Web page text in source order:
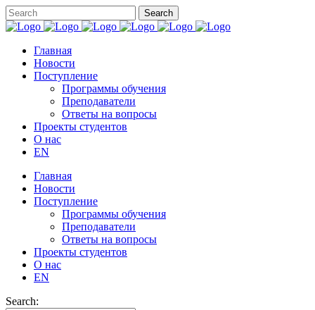
Главная
Новости
Поступление
Программы обучения
Преподаватели
Ответы на вопросы
Проекты студентов
О нас
EN
Главная
Новости
Поступление
Программы обучения
Преподаватели
Ответы на вопросы
Проекты студентов
О нас
EN
Search: